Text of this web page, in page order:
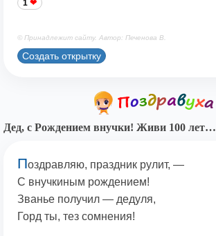
1
© Принадлежит сайту. Автор: Печенова В.
Создать открытку
Дед, с Рождением внучки! Живи 100 лет…
Поздравляю, праздник рулит, —
С внучкиным рождением!
Званье получил — дедуля,
Горд ты, тез сомнения!